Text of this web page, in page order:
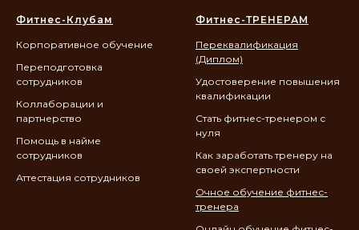
Фитнес-Клубам
Корпоративное обучение
Переподготовка
сотрудников
Коллаборации и
партнерство
Помощь в найме
сотрудников
Аттестация сотрудников
Фитнес-ТРЕНЕРАМ
Переквалификация
(Диплом)
Удостоверение повышения
квалификации
Стать фитнес-тренером с
нуля
Как заработать тренеру на
своей экспертности
Очное обучение фитнес-
тренера